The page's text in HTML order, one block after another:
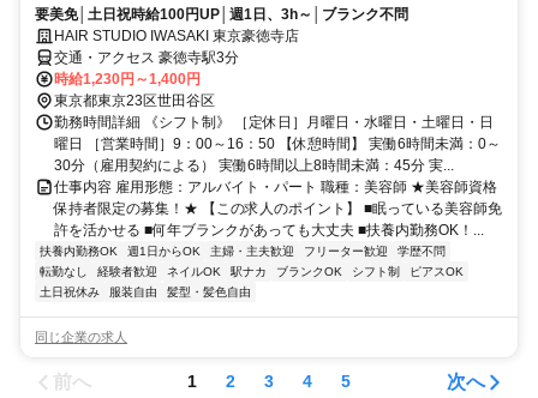
要美免│土日祝時給100円UP│週1日、3h～│ブランク不問
HAIR STUDIO IWASAKI 東京豪徳寺店
交通・アクセス 豪徳寺駅3分
時給1,230円～1,400円
東京都東京23区世田谷区
勤務時間詳細 《シフト制》 ［定休日］月曜日・水曜日・土曜日・日
曜日 ［営業時間］9：00～16：50 【休憩時間】 実働6時間未満：0～
30分（雇用契約による） 実働6時間以上8時間未満：45分 実...
仕事内容 雇用形態：アルバイト・パート 職種：美容師 ★美容師資格
保持者限定の募集！★ 【この求人のポイント】 ■眠っている美容師免
許を活かせる ■何年ブランクがあっても大丈夫 ■扶養内勤務OK！...
扶養内勤務OK 週1日からOK 主婦・主夫歓迎 フリーター歓迎
学歴不問
転勤なし
経験者歓迎 ネイルOK 駅ナカ ブランクOK シフト制
ピアスOK
土日祝休み
服装自由 髪型・髪色自由
同じ企業の求人
前へ 1 2 3 4 5 次へ